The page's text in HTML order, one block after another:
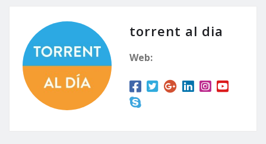
torrent al dia
Web: